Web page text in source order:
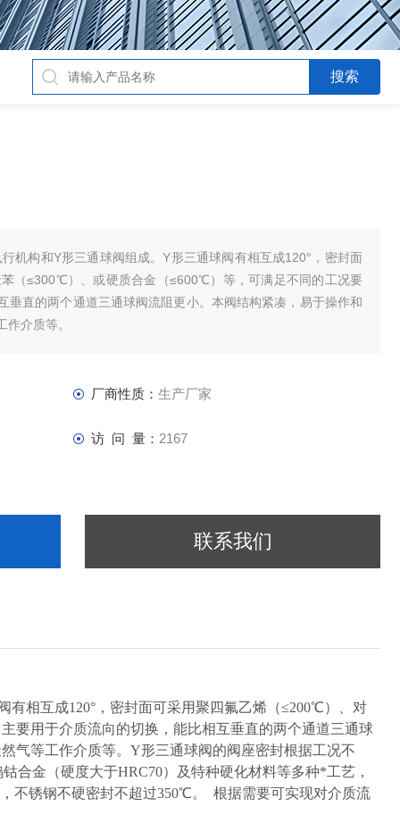
机构和Y形三通球阀组成。Y形三通球阀有相互成120°，密封面
（≤300℃）、或硬质合金（≤600℃）等，可满足不同的工况要
垂直的两个通道三通球阀流阻更小。本阀结构紧凑，易于操作和
介质等。
厂商性质： 生产厂家
访 问 量： 2167
联系我们
相互成120°，密封面可采用聚四氟乙烯（≤200℃）、对
要用于介质流向的切换，能比相互垂直的两个通道三通球
气等工作介质等。Y形三通球阀的阀座密封根据工况不
合金（硬度大于HRC70）及特种硬化材料等多种*工艺，
不锈钢不硬密封不超过350℃。 根据需要可实现对介质流